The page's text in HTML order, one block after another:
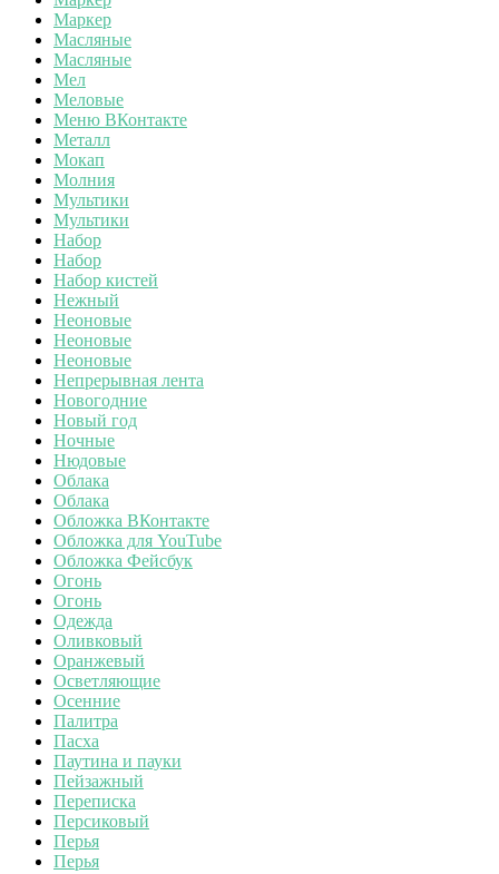
Маркер
Масляные
Масляные
Мел
Меловые
Меню ВКонтакте
Металл
Мокап
Молния
Мультики
Мультики
Набор
Набор
Набор кистей
Нежный
Неоновые
Неоновые
Неоновые
Непрерывная лента
Новогодние
Новый год
Ночные
Нюдовые
Облака
Облака
Обложка ВКонтакте
Обложка для YouTube
Обложка Фейсбук
Огонь
Огонь
Одежда
Оливковый
Оранжевый
Осветляющие
Осенние
Палитра
Пасха
Паутина и пауки
Пейзажный
Переписка
Персиковый
Перья
Перья